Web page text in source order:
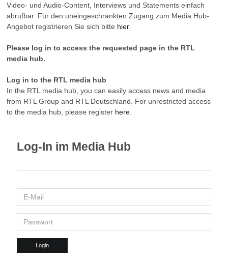
Video- und Audio-Content, Interviews und Statements einfach
abrufbar. Für den uneingeschränkten Zugang zum Media Hub-
Angebot registrieren Sie sich bitte hier.
Please log in to access the requested page in the RTL
media hub.
Log in to the RTL media hub
In the RTL media hub, you can easily access news and media
from RTL Group and RTL Deutschland. For unrestricted access
to the media hub, please register here
Log-In im Media Hub
Login